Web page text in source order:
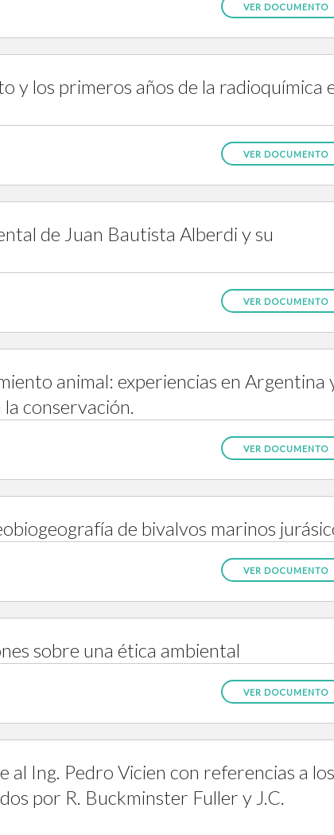
VER DOCUMENTO
y los primeros años de la radioquímica
VER DOCUMENTO
de Juan Bautista Alberdi y su
VER DOCUMENTO
animal: experiencias en Argentina
conservación.
VER DOCUMENTO
de bivalvos marinos
VER DOCUMENTO
sobre una ética ambiental
VER DOCUMENTO
al Ing. Pedro Vicien con referencias a los
por R. Buckminster Fuller y J.C.